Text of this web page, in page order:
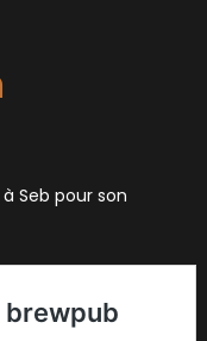
Seb pour son